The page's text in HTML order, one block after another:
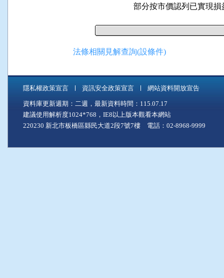
部分按市價認列已實現
法條相關見解查詢(設條件)
隱私權政策宣言 資訊安全政策宣言 網站資料開放宣告
資料庫更新週期：二週，最新資料時間：115.07.17
建議使用解析度1024*768，IE8以上版本觀看本網站
220230 新北市板橋區縣民大道2段7號7樓 電話：02-8968-9999